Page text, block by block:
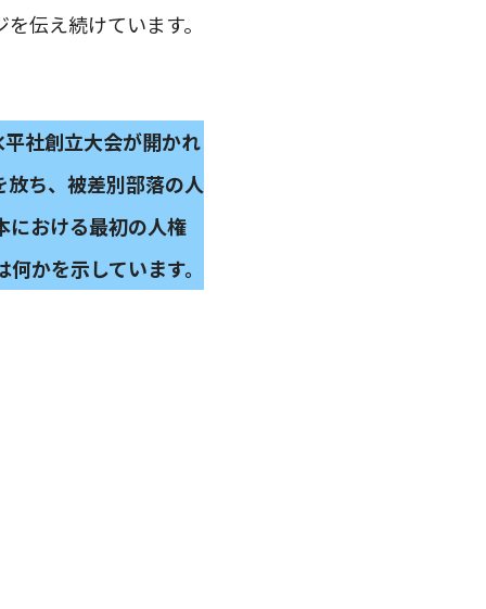
伝え続けています。
社創立大会が開かれ
ち、被差別部落の人
における最初の人権
かを示しています。